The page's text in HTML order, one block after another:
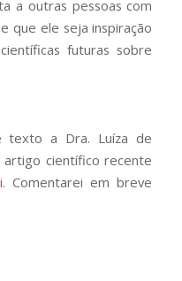
a outras pessoas com
que ele seja inspiração
futuras sobre
texto a Dra. Luíza de
artigo científico recente
. Comentarei em breve